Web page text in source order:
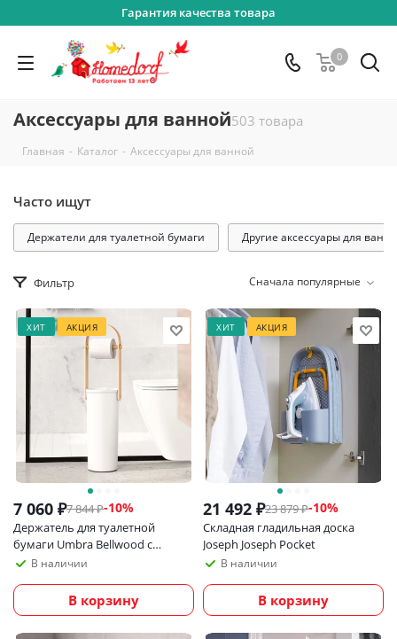
Гарантия качества товара
0
Аксессуары для ванной503 товара
Главная - Каталог - Аксессуары для ванной
Фильтр Сначала популярные
Часто ищут
Держатели для туалетной бумаги Другие аксессуары для
ХИТ АКЦИЯ
7 060 ₽7 844₽-10%
Держатель для туалетной
бумаги Umbra Bellwood с
контейнером для хранения
В наличии
В корзину
ХИТ АКЦИЯ
21 492 ₽23 879₽-10%
Складная гладильная доска
Joseph Joseph Pocket
В наличии
В корзину